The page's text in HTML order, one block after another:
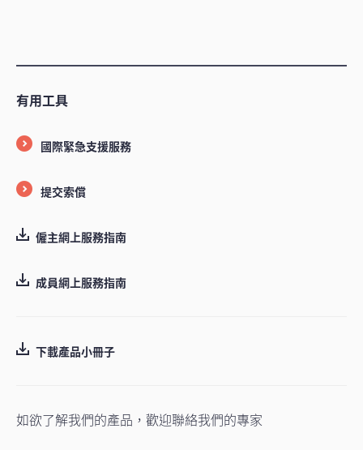
有用工具
國際緊急支援服務
提交索償
僱主網上服務指南
成員網上服務指南
下載產品小冊子
如欲了解我們的產品，歡迎聯絡我們的專家